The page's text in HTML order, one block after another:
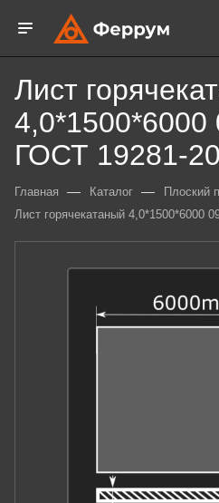
Лист
4,0*1500*6000
ГОСТ 19281-
Главная — Каталог — Плоский
Лист горячекатаный 4,0*1500*6000